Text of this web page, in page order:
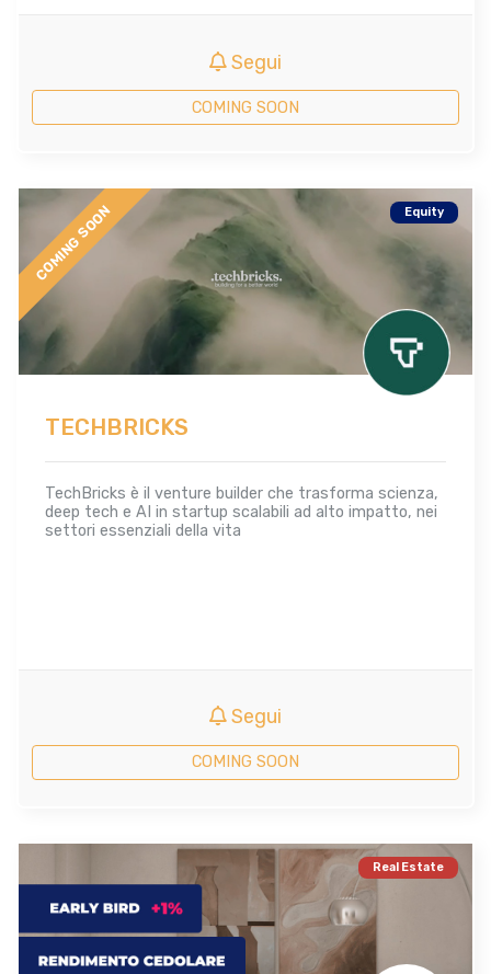
Segui
COMING SOON
COMING SOON Equity
TECHBRICKS
TechBricks è il venture builder che trasforma scienza,
deep tech e AI in startup scalabili ad alto impatto, nei
settori essenziali della vita
Segui
COMING SOON
Real Estate